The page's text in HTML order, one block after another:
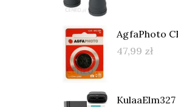
AgfaPhoto
47,99 zł